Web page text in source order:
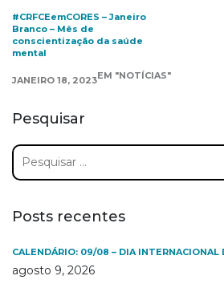
#CRFCEemCORES – Janeiro
Branco – Mês de
conscientização da saúde
mental
JANEIRO 18, 2023EM "NOTÍCIAS"
Pesquisar
Pesquisar
por:
Posts recentes
CALENDÁRIO: 09/08 – DIA INTERNACIONAL
agosto 9, 2026